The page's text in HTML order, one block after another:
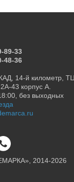
89-33
48-36
14-й километр, ТЦ
43 корпус А.
без выходных
2014-2026